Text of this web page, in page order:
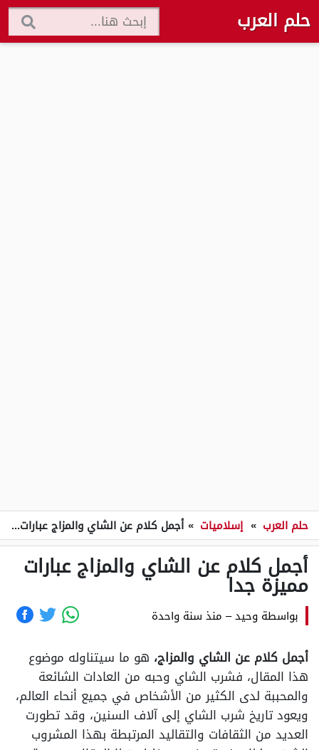
حلم العرب
حلم العرب » إسلاميات » أجمل كلام عن الشاي والمزاج عبارات مميزة جدا
أجمل كلام عن الشاي والمزاج عبارات
مميزة جدا
بواسطة وحيد– منذ سنة واحدة
أجمل كلام عن الشاي والمزاج، هو ما سيتناوله موضوع
هذا المقال، فشرب الشاي وحبه من العادات الشائعة
والمحببة لدى الكثير من الأشخاص في جميع أنحاء العالم،
ويعود تاريخ شرب الشاي إلى آلاف السنين، وقد تطورت
العديد من الثقافات والتقاليد المرتبطة بهذا المشروب